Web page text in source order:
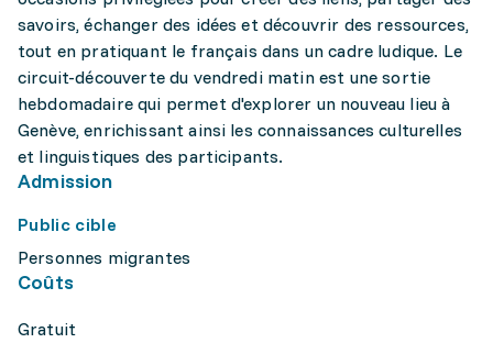
savoirs, échanger des idées et découvrir des ressources,
tout en pratiquant le français dans un cadre ludique. Le
circuit-découverte du vendredi matin est une sortie
hebdomadaire qui permet d'explorer un nouveau lieu à
Genève, enrichissant ainsi les connaissances culturelles
et linguistiques des participants.
Admission
Public cible
Personnes migrantes
Coûts
Gratuit